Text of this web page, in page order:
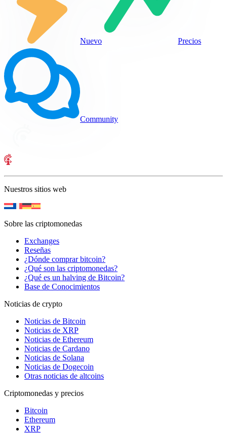
Nuevo Precios
Community
Nuestros sitios web
Sobre las criptomonedas
Exchanges
Reseñas
¿Dónde comprar bitcoin?
¿Qué son las criptomonedas?
¿Qué es un halving de Bitcoin?
Base de Conocimientos
Noticias de crypto
Noticias de Bitcoin
Noticias de XRP
Noticias de Ethereum
Noticias de Cardano
Noticias de Solana
Noticias de Dogecoin
Otras noticias de altcoins
Criptomonedas y precios
Bitcoin
Ethereum
XRP